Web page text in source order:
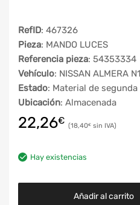
RefID: 467326
Pieza: MANDO LUCES
Referencia pieza: 54353334
Vehículo: NISSAN ALMERA
Estado: Material de segunda
Ubicación: Almacenada
22,26€ 18,40€
Hay existencias
Añadir al carrito